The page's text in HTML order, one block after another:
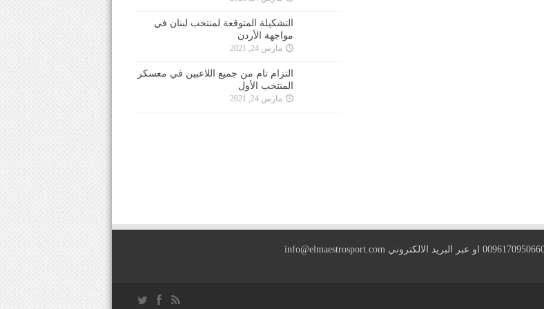
التشكيلة المتوقعة لمنتخب لبنان في
مواجهة الأردن
مارس 24, 2021
التزام تام من جميع اللاعبين في معسكر
المنتخب الأول
مارس 24, 2021
info@elmaestrosport.com